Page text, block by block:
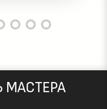
МАСТЕРА